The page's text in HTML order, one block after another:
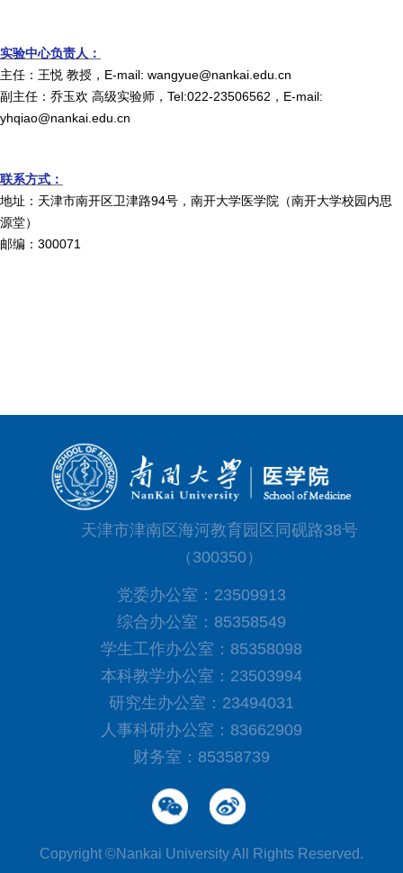
实验中心负责人：
主任：王悦 教授， E-mail: wangyue@nankai.edu.cn
副主任：乔玉欢 高级实验师， Tel:022-23506562 ， E-mail:
yhqiao@nankai.edu.cn
联系方式：
地址：天津市南开区卫津路94号，南开大学医学院（南开大学校园内思
源堂）
邮编： 300071
天津市津南区海河教育园区同砚路38号
（300350）
党委办公室：23509913
综合办公室：85358549
学生工作办公室：85358098
本科教学办公室：23503994
研究生办公室：23494031
人事科研办公室：83662909
财务室：85358739
Copyright ©Nankai University All Rights Reserved.